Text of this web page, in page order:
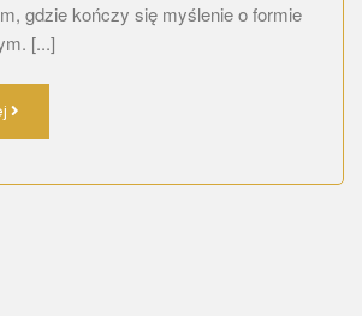
gdzie kończy się myślenie o formie
[...]